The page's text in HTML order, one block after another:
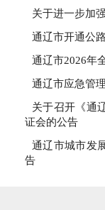
关于进一步加
通辽市开通公
通辽市2026年
通辽市应急管
关于召开《通
证会的公告
通辽市城市发
告